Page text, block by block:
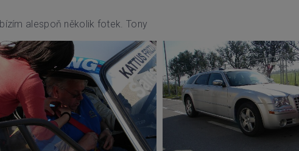
alespoň několik fotek. Tony